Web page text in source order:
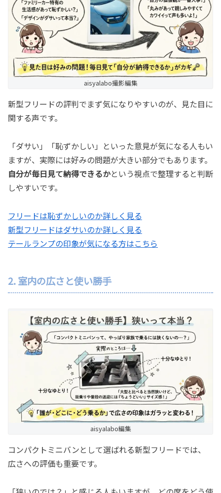
aisyalabo撮影編集
新型フリードの評判でまず気になりやすいのが、見た目に
関する声です。
「ダサい」「恥ずかしい」といった意見が気になる人もい
ますが、実際には好みの問題が大きい部分でもあります。
自分が毎日見て納得できるかという視点で整理すると判断
しやすいです。
フリードは恥ずかしいのか詳しく見る
新型フリードはダサいのか詳しく見る
テールランプの印象が気になる方はこちら
2. 室内の広さと使い勝手
aisyalabo編集
コンパクトミニバンとして選ばれる新型フリードでは、
広さへの評価も重要です。